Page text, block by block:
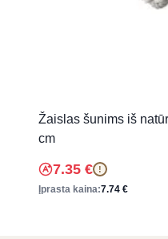
Žaislas šunims iš
cm
7.35 € !
Įprasta kaina:7.74 €